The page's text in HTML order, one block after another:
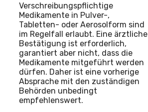
Verschreibungspflichtige
Medikamente in Pulver-,
Tabletten- oder Aerosolform sind
im Regelfall erlaubt. Eine ärztliche
Bestätigung ist erforderlich,
garantiert aber nicht, dass die
Medikamente mitgeführt werden
dürfen. Daher ist eine vorherige
Absprache mit den zuständigen
Behörden unbedingt
empfehlenswert.